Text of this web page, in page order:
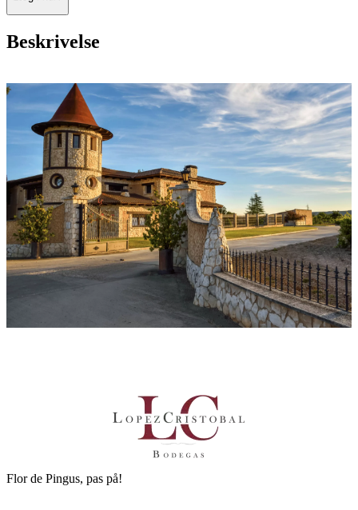
Beskrivelse
Flor de Pingus, pas på!